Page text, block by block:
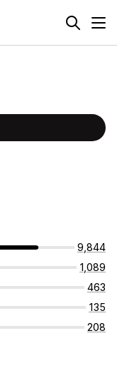
9,844
1,089
463
135
208